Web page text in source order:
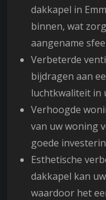
dakkapel in
binnen, wat
aangename
Verbeterde
bijdragen aan
luchtkwaliteit in
Verhoogde
van uw woning
goede
Esthetische
dakkapel kan
waardoor het